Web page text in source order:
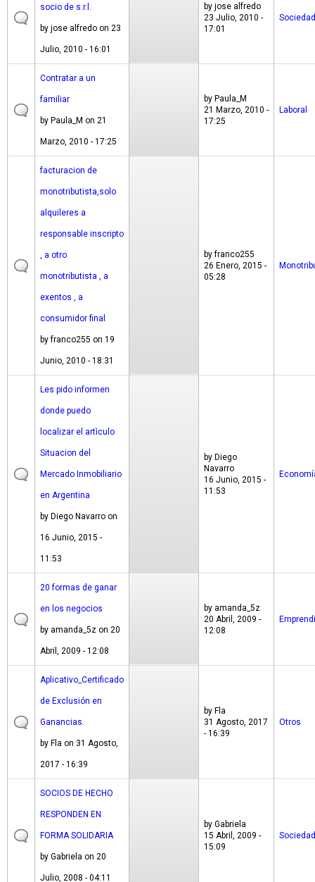
socio de s.r.l.
by jose alfredo on 23
Julio, 2010 - 16:01
by jose alfredo
23 Julio, 2010 -
17:01
Contratar a un
familiar
by Paula_M on 21
Marzo, 2010 - 17:25
by Paula_M
21 Marzo, 2010 -
17:25
Laboral
facturacion de
monotributista,solo
alquileres a
responsable inscripto
, a otro
monotributista , a
exentos , a
consumidor final
byfranco255 on 19
Junio, 2010 - 18:31
byfranco255
26 Enero, 2015 -
05:28
Les pido informen
donde puedo
localizar el artìculo
Situacion del
Mercado Inmobiliario
en Argentina
by Diego Navarro on
16 Junio, 2015 -
11:53
by Diego
Navarro
16 Junio, 2015 -
11:53
20 formas de ganar
en los negocios
by amanda_5z on 20
Abril, 2009 - 12:08
by amanda_5z
20 Abril, 2009 -
12:08
Aplicativo_Certificado
de Exclusión en
Ganancias.
by Fla on 31 Agosto,
2017 - 16:39
by Fla
31 Agosto, 2017
- 16:39
Otros
SOCIOS DE HECHO
RESPONDEN EN
FORMA SOLIDARIA
by Gabriela on 20
Julio, 2008 - 04:11
by Gabriela
15 Abril, 2009 -
15:09